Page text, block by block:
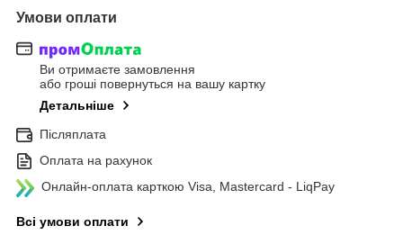
Умови оплати
Ви отримаєте замовлення
або гроші повернуться на вашу картку
Детальніше
Післяплата
Оплата на рахунок
Онлайн-оплата карткою Visa, Mastercard - LiqPay
Всі умови оплати